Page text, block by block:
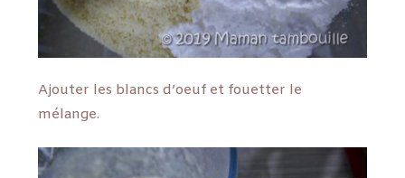
Ajouter les blancs d’oeuf et fouetter le
mélange.